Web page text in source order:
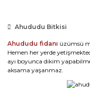
Ahududu Bitkisi
Ahududu fidanı üzümsü
Hemen her yerde
ayı boyunca dikim
aksama yaşanmaz.